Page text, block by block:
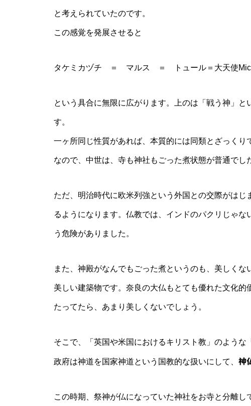
と考えられていたのです。
この感覚を発展させると
タケミカヅチ ＝ マルス ＝ トュール＝大天使
という具合に無限に広がります。上のは「戦う神」
す。
一ヶ所同じ性質があれば、本質的には同類とざっくり
なので、中世は、寺も神社もごった煮状態が普通でし
ただ、明治時代に欧米列強という外国との交際がは
るようになります。仏教では、インドのパクリじゃ
う危険がありました。
また、神殿がなんでもごった煮というのも、美しく
美しい建築物です。奈良の大仏もとても優れた文化
たってたら、あまり美しくないでしょう。
そこで、「英国や米国におけるキリスト教」のよう
政府は神道を国家神道という国教的な扱いにして、 神
この時期、祭神が仏になっていた神社をお寺と分離